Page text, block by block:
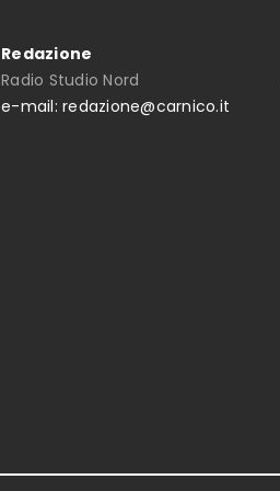
Redazione
Radio Studio Nord
e-mail: redazione@carnico.it